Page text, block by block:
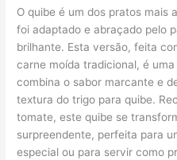
O quibe é um dos pratos mais
foi adaptado e abraçado pelo
brilhante. Esta versão, feita
carne moída tradicional, é
combina o sabor marcante e
textura do trigo para quibe.
tomate, este quibe se
surpreendente, perfeita para
especial ou para servir como